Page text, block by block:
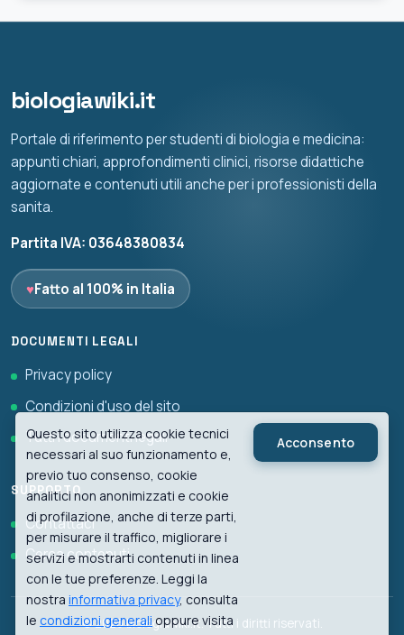
biologiawiki.it
Portale di riferimento per studenti di biologia e medicina:
appunti chiari, approfondimenti clinici, risorse didattiche
aggiornate e contenuti utili anche per i professionisti della
sanita.
Partita IVA: 03648380834
♥Fatto al 100% in Italia
DOCUMENTI LEGALI
Privacy policy
Condizioni d'uso del sito
Tutti i documenti legali
SUPPORTO
Contattaci
Cerca contenuti
© 2026 biologiawiki.it. Tutti i diritti riservati.
Questo sito utilizza cookie tecnici
necessari al suo funzionamento e,
previo tuo consenso, cookie
analitici non anonimizzati e cookie
di profilazione, anche di terze parti,
per misurare il traffico, migliorare i
servizi e mostrarti contenuti in linea
con le tue preferenze. Leggi la
nostra informativa privacy, consulta
le condizioni generalioppure visita
Acconsento